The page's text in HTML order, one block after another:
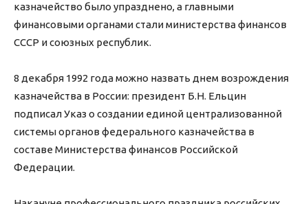
казначейство было упразднено, а главными
финансовыми органами стали министерства финансов
СССР и союзных республик.
8 декабря 1992 года можно назвать днем возрождения
казначейства в России: президент Б.Н. Ельцин
подписал Указ о создании единой централизованной
системы органов федерального казначейства в
составе Министерства финансов Российской
Федерации.